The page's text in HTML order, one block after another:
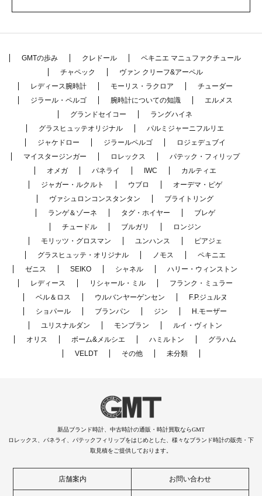
GMTの歩み クレドール
ペキニエ マニュファクチュール
チャペック
ヴァン クリーフ&アーペル
レディース腕時計
モーリス・ラクロア
チューダー
ジラール・ペルゴ
腕時計についての知識
エルメス
グランドセイコー
ラングハイネ
グラスヒュッテオリジナル
パルミジャーニフルリエ
ジャケドロー
ジラールペルゴ
ロジェデュブイ
マイスタージンガー
ロレックス
パテック・フィリップ
オメガ
パネライ IWC
カルティエ
ジャガー・ルクルト
ウブロ
オーデマ・ピゲ
ヴァシュロンコンスタンタン
ブライトリング
ランゲ＆ゾーネ
タグ・ホイヤー
ブレゲ
チュードル
ブルガリ
ロンジン
モリッツ・グロスマン
ユンハンス
ピアジェ
グラスヒュッテ・オリジナル
ノモス
ペキニエ
ゼニス
SEIKO シャネル
ハリー・ウィンストン
レディース
リシャール・ミル
フランク・ミュラー
ベル＆ロス
ウルバンヤーゲンセン
F.P.ジュルヌ
ショパール
ブランパン ジン
H.モーザー
ユリスナルダン
モンブラン
ルイ・ヴィトン
オリス
ボーム&メルシエ ハミルトン
グラハム
VELDT
その他 未分類
新品ブランド時計、中古時計の通販・時計買取ならGMT
ロレックス、パネライ、パテックフィリップをはじめとした、様々なブランド時計の販売・下
取見積をご提供しております。
店舗案内 お問い合わせ